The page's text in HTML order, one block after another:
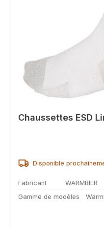
Chaussettes ESD
Disponible
Fabricant
WARMBIER
Gamme de modèles